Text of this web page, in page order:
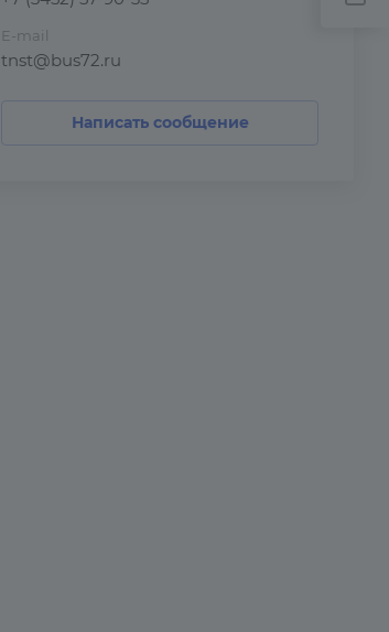
E-mail
tnst@bus72.ru
Написать сообщение